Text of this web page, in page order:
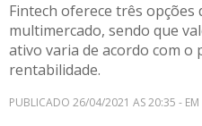
Fintech oferece três
multimercado, sendo que
ativo varia de acordo com o
rentabilidade.
PUBLICADO 26/04/2021 AS 20:35 - EM